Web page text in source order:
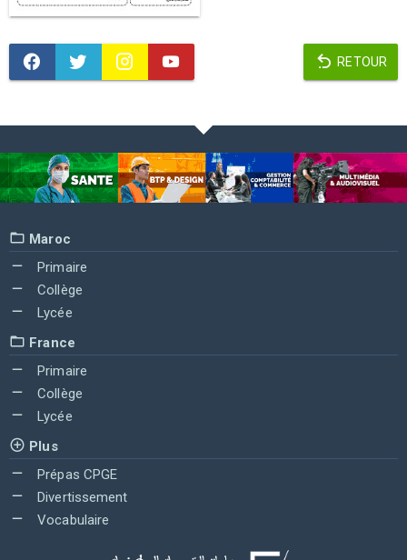
RETOUR
Maroc
Primaire
Collège
Lycée
France
Primaire
Collège
Lycée
Plus
Prépas CPGE
Divertissement
Vocabulaire